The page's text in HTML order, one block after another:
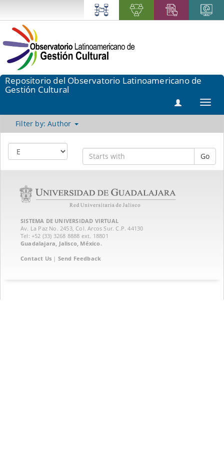
Repositorio del Observatorio Latinoamericano de
Gestión Cultural
Filter by: Author
Go
SISTEMA DE UNIVERSIDAD VIRTUAL
Av. La Paz No. 2453, Col. Arcos Sur. C.P. 44130
Tel: +52 (33) 3268 8888‏ ext. 18801
Guadalajara, Jalisco, México.
Contact Us | Send Feedback